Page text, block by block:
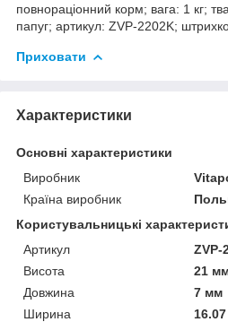
повнораціонний корм; вага: 1 кг;
папуг; артикул: ZVP-2202K;
Приховати
Характеристики
Основні характеристики
Виробник
Країна виробник
Користувальницькі
Артикул
ZVP-
Висота
21
Довжина
7 мм
Ширина
16.07